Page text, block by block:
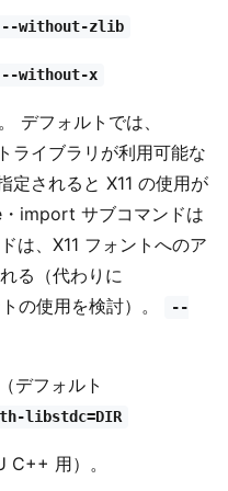
--without-zlib
--without-x
デフォルトでは、
ライブラリが利用可能な
されると X11 の使用が
import サブコマンドは
は、X11 フォントへのア
る（代わりに
の使用を検討）。
--
デフォルト
libstdc=DIR
用）。